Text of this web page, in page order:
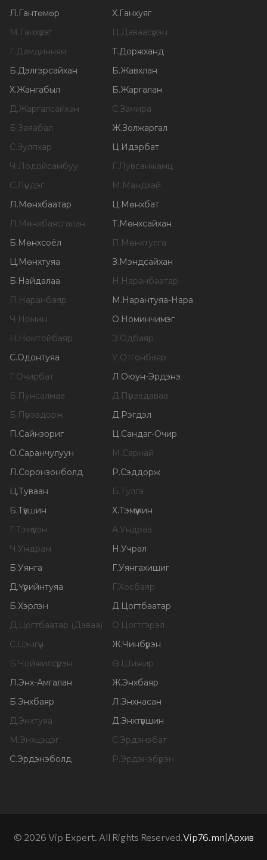
Л.Гантөмөр Х.Ганхуяг
М.Ганхүлэг Ц.Даваасүрэн
Г.Дамдинням Т.Доржханд
Б.Дэлгэрсайхан Б.Жавхлан
Х.Жангабыл Б.Жаргалан
Д.Жаргалсайхан С.Замира
Б.Заяабал Ж.Золжаргал
С.Зулпхар Ц.Идэрбат
Ч.Лодойсамбуу Г.Лувсанжамц
С.Лүндэг М.Мандхай
Л.Мөнхбаатар Ц.Мөнхбат
Л.Мөнхбаясгалан Т.Мөнхсайхан
Б.Мөнхсоёл П.Мөнхтулга
Ц.Мөнхтуяа З.Мэндсайхан
Б.Найдалаа Н.Наранбаатар
П.Наранбаяр М.Нарантуяа-Нара
Ч.Номин О.Номинчимэг
Н.Номтойбаяр Э.Одбаяр
С.Одонтуяа У.Отгонбаяр
Г.Очирбат Л.Оюун-Эрдэнэ
Б.Пунсалмаа Д.Пүрэвдаваа
Б.Пүрэвдорж Д.Рэгдэл
П.Сайнзориг Ц.Сандаг-Очир
О.Саранчулуун М.Сарнай
Л.Соронзонболд Р.Сэддорж
Ц.Туваан Б.Тулга
Б.Түвшин Х.Тэмүүжин
Г.Тэмүүлэн А.Ундраа
Ч.Ундрам Н.Учрал
Б.Уянга Г.Уянгахишиг
Д.Үүрийнтуяа Г.Хосбаяр
Б.Хэрлэн Д.Цогтбаатар
Д.Цогтбаатар (Даваа) О.Цогтгэрэл
С.Цэнгүүн Ж.Чинбүрэн
Б.Чойжилсүрэн Ө.Шижир
Л.Энх-Амгалан Ж.Энхбаяр
Б.Энхбаяр Л.Энхнасан
Д.Энхтуяа Д.Энхтүвшин
М.Энхцэцэг С.Эрдэнэбат
С.Эрдэнэболд Р.Эрдэнэбүрэн
© 2026 Vip Expert. All Rights Reserved.Vip76.mn|Архив